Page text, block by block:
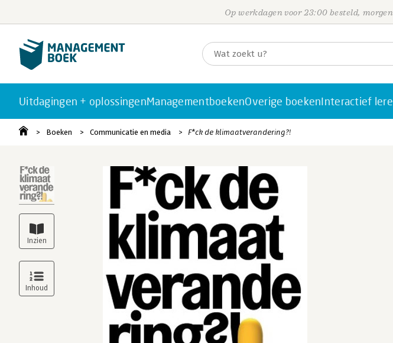
Op werkdagen voor 23:00 besteld,
Uitdagingen + oplossingenManagementboekenOverige boekenInteractief
Boeken Communicatie en media F*ck de klimaatverandering?!